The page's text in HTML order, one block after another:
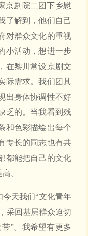
京剧院二团下乡慰
了解到，他们自己
对群众文化的重视
小活动，想进一步
在黎川常设京剧文
际需求。我们团其
出身体协调性不好
乏的。当我看到残
和色彩描绘出每个
专长的同志也有共
都能把自己的文化
。
天我们“文化青年
采回基层群众迫切
”。我希望有更多